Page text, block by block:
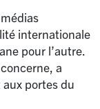
internationale
pour l’autre.
a
aux portes du